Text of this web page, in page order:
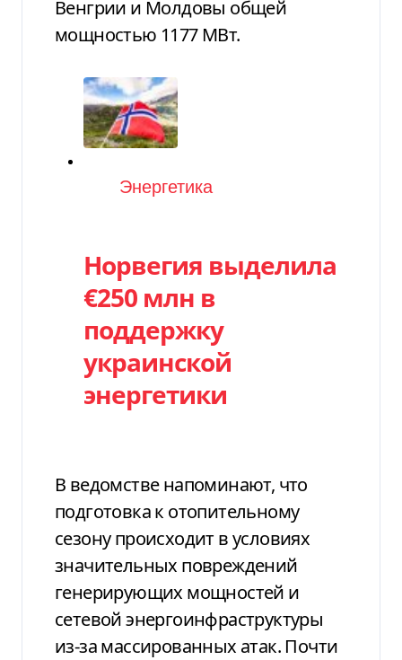
Венгрии и Молдовы общей
мощностью 1177 МВт.
Категория
Энергетика
Норвегия выделила
€250 млн в
поддержку
украинской
энергетики
В ведомстве напоминают, что
подготовка к отопительному
сезону происходит в условиях
значительных повреждений
генерирующих мощностей и
сетевой энергоинфраструктуры
из-за массированных атак. Почти